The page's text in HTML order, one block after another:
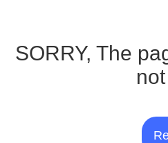
SORRY, The